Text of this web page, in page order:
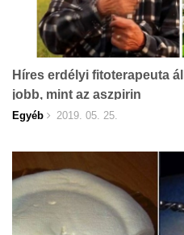
Híres erdélyi fitoterapeuta
jobb, mint az aszpirin
Egyéb 2019. 05. 25.